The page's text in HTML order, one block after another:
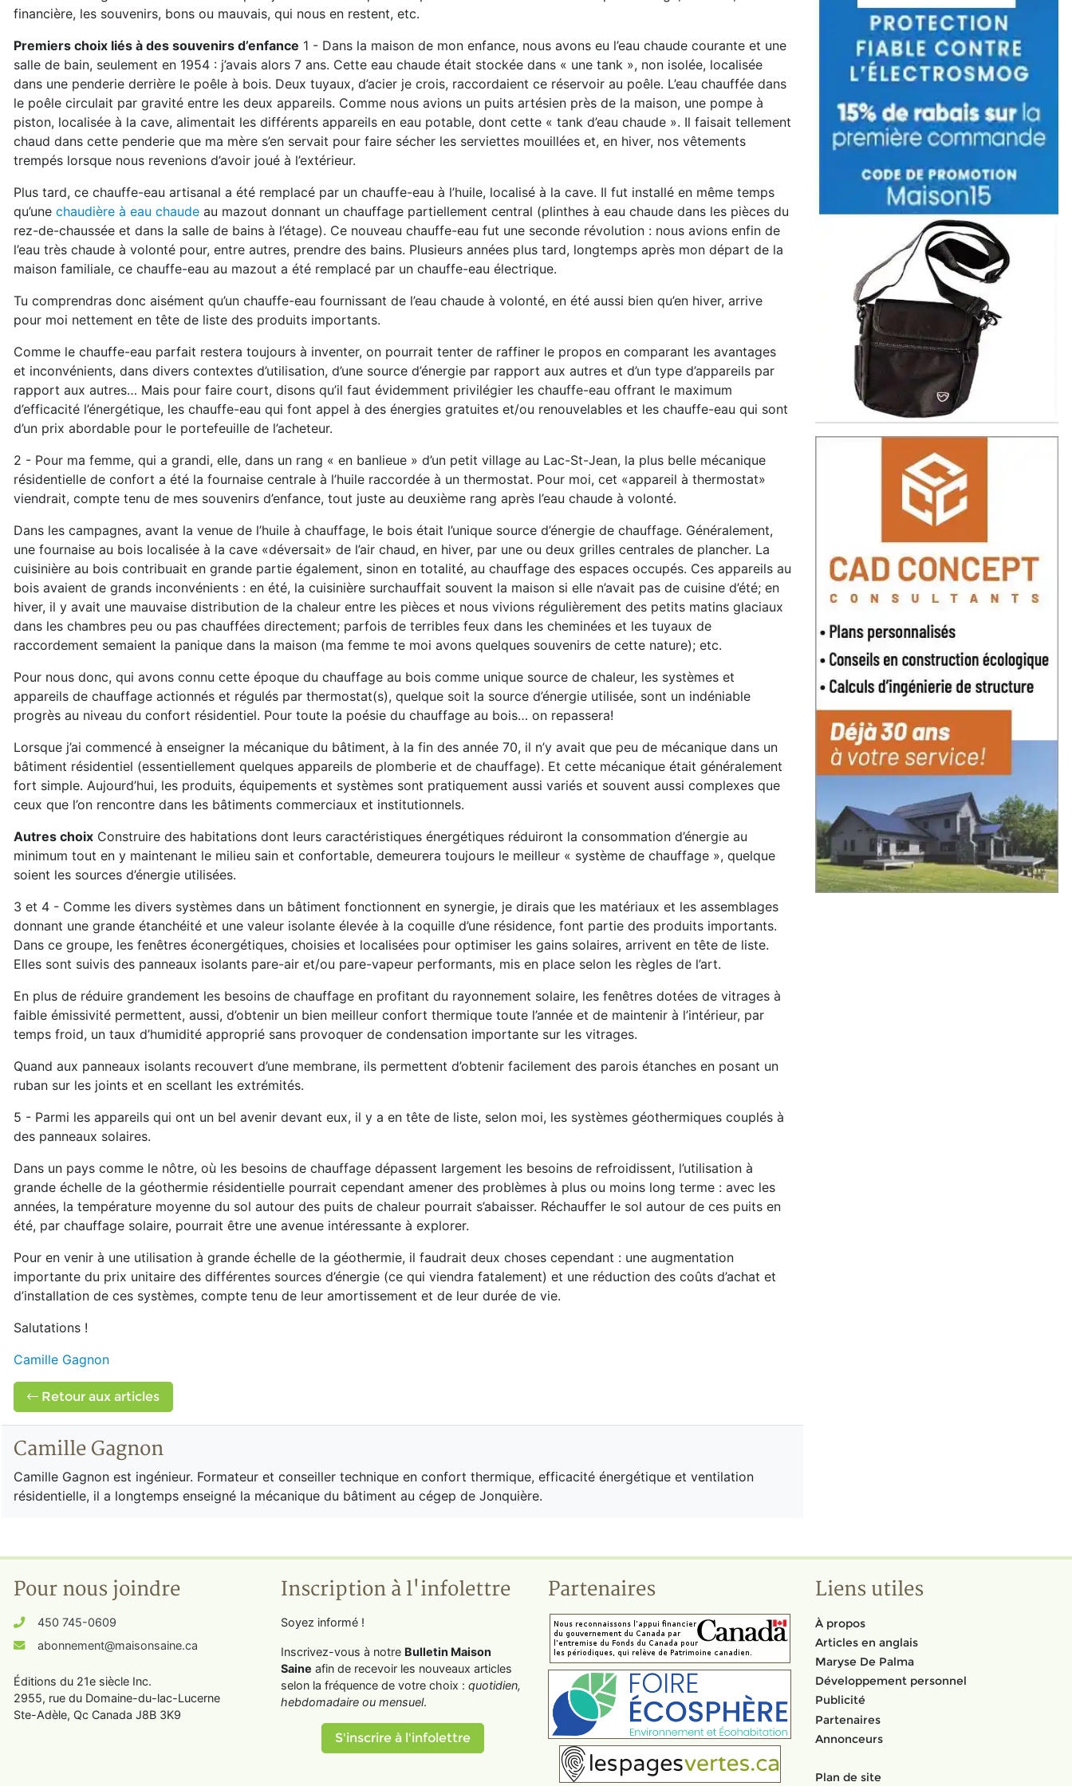
financière, les souvenirs, bons ou mauvais, qui nous en restent, etc.
Premiers choix liés à des souvenirs d’enfance 1 - Dans la maison de mon enfance, nous avons eu l’eau chaude courante et une
salle de bain, seulement en 1954 : j’avais alors 7 ans. Cette eau chaude était stockée dans « une tank », non isolée, localisée
dans une penderie derrière le poêle à bois. Deux tuyaux, d’acier je crois, raccordaient ce réservoir au poêle. L’eau chauffée dans
le poêle circulait par gravité entre les deux appareils. Comme nous avions un puits artésien près de la maison, une pompe à
piston, localisée à la cave, alimentait les différents appareils en eau potable, dont cette « tank d’eau chaude ». Il faisait tellement
chaud dans cette penderie que ma mère s’en servait pour faire sécher les serviettes mouillées et, en hiver, nos vêtements
trempés lorsque nous revenions d’avoir joué à l’extérieur.
Plus tard, ce chauffe-eau artisanal a été remplacé par un chauffe-eau à l’huile, localisé à la cave. Il fut installé en même temps
qu’une chaudière à eau chaude au mazout donnant un chauffage partiellement central (plinthes à eau chaude dans les pièces du
rez-de-chaussée et dans la salle de bains à l’étage). Ce nouveau chauffe-eau fut une seconde révolution : nous avions enfin de
l’eau très chaude à volonté pour, entre autres, prendre des bains. Plusieurs années plus tard, longtemps après mon départ de la
maison familiale, ce chauffe-eau au mazout a été remplacé par un chauffe-eau électrique.
Tu comprendras donc aisément qu’un chauffe-eau fournissant de l’eau chaude à volonté, en été aussi bien qu’en hiver, arrive
pour moi nettement en tête de liste des produits importants.
Comme le chauffe-eau parfait restera toujours à inventer, on pourrait tenter de raffiner le propos en comparant les avantages
et inconvénients, dans divers contextes d’utilisation, d’une source d’énergie par rapport aux autres et d’un type d’appareils par
rapport aux autres… Mais pour faire court, disons qu’il faut évidemment privilégier les chauffe-eau offrant le maximum
d’efficacité l’énergétique, les chauffe-eau qui font appel à des énergies gratuites et/ou renouvelables et les chauffe-eau qui sont
d’un prix abordable pour le portefeuille de l’acheteur.
2 - Pour ma femme, qui a grandi, elle, dans un rang « en banlieue » d’un petit village au Lac-St-Jean, la plus belle mécanique
résidentielle de confort a été la fournaise centrale à l’huile raccordée à un thermostat. Pour moi, cet «appareil à thermostat»
viendrait, compte tenu de mes souvenirs d’enfance, tout juste au deuxième rang après l’eau chaude à volonté.
Dans les campagnes, avant la venue de l’huile à chauffage, le bois était l’unique source d’énergie de chauffage. Généralement,
une fournaise au bois localisée à la cave «déversait» de l’air chaud, en hiver, par une ou deux grilles centrales de plancher. La
cuisinière au bois contribuait en grande partie également, sinon en totalité, au chauffage des espaces occupés. Ces appareils au
bois avaient de grands inconvénients : en été, la cuisinière surchauffait souvent la maison si elle n’avait pas de cuisine d’été; en
hiver, il y avait une mauvaise distribution de la chaleur entre les pièces et nous vivions régulièrement des petits matins glaciaux
dans les chambres peu ou pas chauffées directement; parfois de terribles feux dans les cheminées et les tuyaux de
raccordement semaient la panique dans la maison (ma femme te moi avons quelques souvenirs de cette nature); etc.
Pour nous donc, qui avons connu cette époque du chauffage au bois comme unique source de chaleur, les systèmes et
appareils de chauffage actionnés et régulés par thermostat(s), quelque soit la source d’énergie utilisée, sont un indéniable
progrès au niveau du confort résidentiel. Pour toute la poésie du chauffage au bois… on repassera!
Lorsque j’ai commencé à enseigner la mécanique du bâtiment, à la fin des année 70, il n’y avait que peu de mécanique dans un
bâtiment résidentiel (essentiellement quelques appareils de plomberie et de chauffage). Et cette mécanique était généralement
fort simple. Aujourd’hui, les produits, équipements et systèmes sont pratiquement aussi variés et souvent aussi complexes que
ceux que l’on rencontre dans les bâtiments commerciaux et institutionnels.
Autres choix Construire des habitations dont leurs caractéristiques énergétiques réduiront la consommation d’énergie au
minimum tout en y maintenant le milieu sain et confortable, demeurera toujours le meilleur « système de chauffage », quelque
soient les sources d’énergie utilisées.
3 et 4 - Comme les divers systèmes dans un bâtiment fonctionnent en synergie, je dirais que les matériaux et les assemblages
donnant une grande étanchéité et une valeur isolante élevée à la coquille d’une résidence, font partie des produits importants.
Dans ce groupe, les fenêtres éconergétiques, choisies et localisées pour optimiser les gains solaires, arrivent en tête de liste.
Elles sont suivis des panneaux isolants pare-air et/ou pare-vapeur performants, mis en place selon les règles de l’art.
En plus de réduire grandement les besoins de chauffage en profitant du rayonnement solaire, les fenêtres dotées de vitrages à
faible émissivité permettent, aussi, d’obtenir un bien meilleur confort thermique toute l’année et de maintenir à l’intérieur, par
temps froid, un taux d’humidité approprié sans provoquer de condensation importante sur les vitrages.
Quand aux panneaux isolants recouvert d’une membrane, ils permettent d’obtenir facilement des parois étanches en posant un
ruban sur les joints et en scellant les extrémités.
5 - Parmi les appareils qui ont un bel avenir devant eux, il y a en tête de liste, selon moi, les systèmes géothermiques couplés à
des panneaux solaires.
Dans un pays comme le nôtre, où les besoins de chauffage dépassent largement les besoins de refroidissent, l’utilisation à
grande échelle de la géothermie résidentielle pourrait cependant amener des problèmes à plus ou moins long terme : avec les
années, la température moyenne du sol autour des puits de chaleur pourrait s’abaisser. Réchauffer le sol autour de ces puits en
été, par chauffage solaire, pourrait être une avenue intéressante à explorer.
Pour en venir à une utilisation à grande échelle de la géothermie, il faudrait deux choses cependant : une augmentation
importante du prix unitaire des différentes sources d’énergie (ce qui viendra fatalement) et une réduction des coûts d’achat et
d’installation de ces systèmes, compte tenu de leur amortissement et de leur durée de vie.
Salutations !
Camille Gagnon
Retour aux articles
Camille Gagnon
Camille Gagnon est ingénieur. Formateur et conseiller technique en confort thermique, efficacité énergétique et ventilation
résidentielle, il a longtemps enseigné la mécanique du bâtiment au cégep de Jonquière.
Pour nous joindre
450 745-0609
abonnement@maisonsaine.ca
Éditions du 21e siècle Inc.
2955, rue du Domaine-du-lac-Lucerne
Ste-Adèle, Qc Canada J8B 3K9
Inscription à l'infolettre
Soyez informé !
Inscrivez-vous à notre Bulletin Maison
Saine afin de recevoir les nouveaux articles
selon la fréquence de votre choix : quotidien,
hebdomadaire ou mensuel.
S'inscrire à l'infolettre
Partenaires Liens utiles
À propos
Articles en anglais
Maryse De Palma
Développement personnel
Publicité
Partenaires
Annonceurs
Plan de site